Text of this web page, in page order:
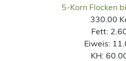
5-Korn Flocken
330.00
Fett:
Eiweis:
KH: